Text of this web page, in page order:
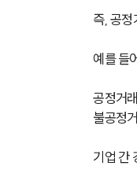
즉, 공정
예를 들
공정거
불공정
기업 간